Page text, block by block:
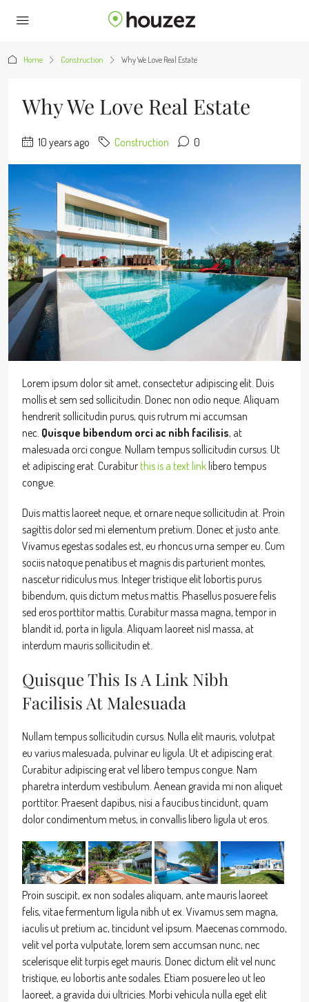
Home Construction Why We Love Real Estate
Why We Love Real Estate
10 years ago Construction 0
Lorem ipsum dolor sit amet, consectetur adipiscing elit. Duis
mollis et sem sed sollicitudin. Donec non odio neque. Aliquam
hendrerit sollicitudin purus, quis rutrum mi accumsan
nec. Quisque bibendum orci ac nibh facilisis, at
malesuada orci congue. Nullam tempus sollicitudin cursus. Ut
et adipiscing erat. Curabiturthis is a text linklibero tempus
congue.
Duis mattis laoreet neque, et ornare neque sollicitudin at. Proin
sagittis dolor sed mi elementum pretium. Donec et justo ante.
Vivamus egestas sodales est, eu rhoncus urna semper eu. Cum
sociis natoque penatibus et magnis dis parturient montes,
nascetur ridiculus mus. Integer tristique elit lobortis purus
bibendum, quis dictum metus mattis. Phasellus posuere felis
sed eros porttitor mattis. Curabitur massa magna, tempor in
blandit id, porta in ligula. Aliquam laoreet nisl massa, at
interdum mauris sollicitudin et.
Quisque This Is A Link Nibh
Facilisis At Malesuada
Nullam tempus sollicitudin cursus. Nulla elit mauris, volutpat
eu varius malesuada, pulvinar eu ligula. Ut et adipiscing erat.
Curabitur adipiscing erat vel libero tempus congue. Nam
pharetra interdum vestibulum. Aenean gravida mi non aliquet
porttitor. Praesent dapibus, nisi a faucibus tincidunt, quam
dolor condimentum metus, in convallis libero ligula ut eros.
Proin suscipit, ex non sodales aliquam, ante mauris laoreet
felis, vitae fermentum ligula nibh ut ex. Vivamus sem magna,
iaculis ut pretium ac, tincidunt vel ipsum. Maecenas commodo,
velit vel porta vulputate, lorem sem accumsan nunc, nec
scelerisque elit turpis eget mauris. Donec dictum elit vel nunc
tristique, eu lobortis ante sodales. Etiam posuere leo ut leo
laoreet, a gravida dui ultricies. Morbi vehicula nulla eget elit